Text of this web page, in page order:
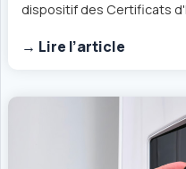
dispositif des Certificats
→ Lire l’article